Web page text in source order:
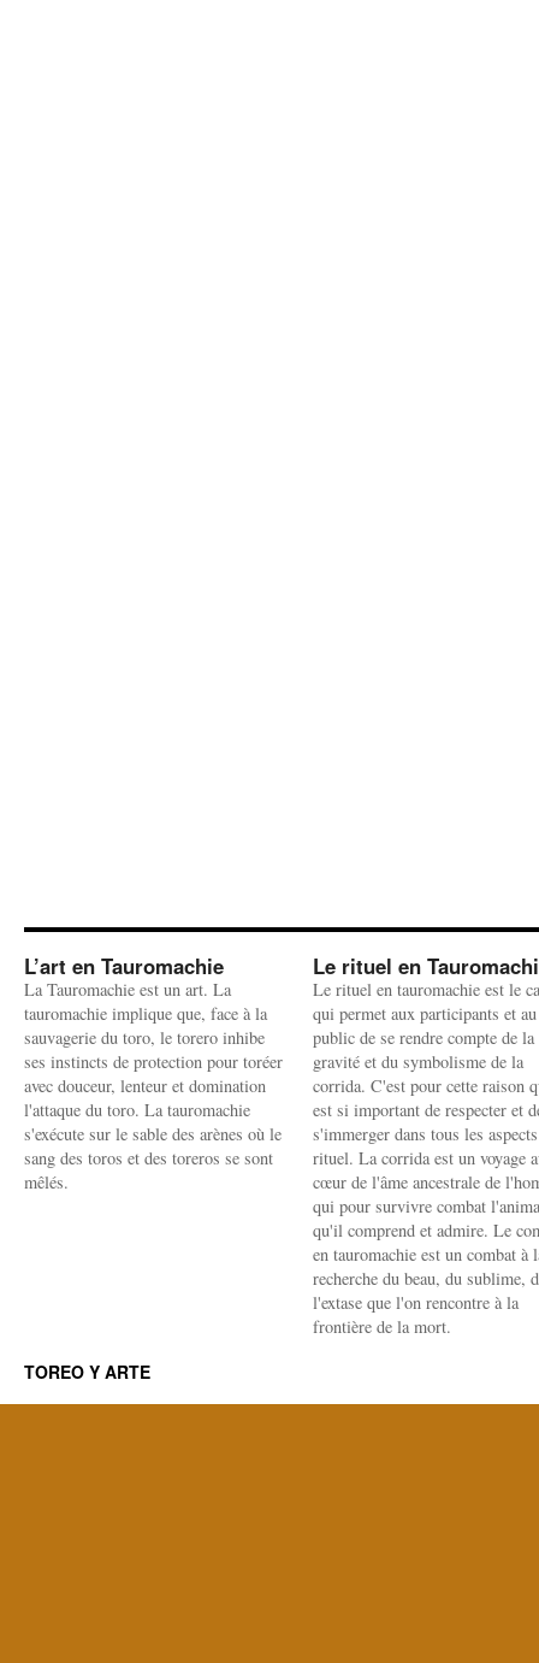
L’art en Tauromachie
La Tauromachie est un art. La
tauromachie implique que, face à la
sauvagerie du toro, le torero inhibe
ses instincts de protection pour toréer
avec douceur, lenteur et domination
l'attaque du toro. La tauromachie
s'exécute sur le sable des arènes où le
sang des toros et des toreros se sont
mêlés.
Le rituel en
Le rituel en tauromachie est le
qui permet aux participants et au
public de se rendre compte de la
gravité et du symbolisme de la
corrida. C'est pour cette raison
est si important de respecter et
s'immerger dans tous les
rituel. La corrida est un voyage
cœur de l'âme ancestrale de
qui pour survivre combat
qu'il comprend et admire. Le
en tauromachie est un combat à
recherche du beau, du sublime,
l'extase que l'on rencontre à la
frontière de la mort.
TOREO Y ARTE